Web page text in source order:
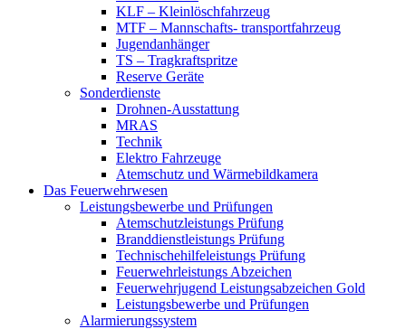
KLF – Kleinlöschfahrzeug
MTF – Mannschafts- transportfahrzeug
Jugendanhänger
TS – Tragkraftspritze
Reserve Geräte
Sonderdienste
Drohnen-Ausstattung
MRAS
Technik
Elektro Fahrzeuge
Atemschutz und Wärmebildkamera
Das Feuerwehrwesen
Leistungsbewerbe und Prüfungen
Atemschutzleistungs Prüfung
Branddienstleistungs Prüfung
Technischehilfeleistungs Prüfung
Feuerwehrleistungs Abzeichen
Feuerwehrjugend Leistungsabzeichen Gold
Leistungsbewerbe und Prüfungen
Alarmierungssystem